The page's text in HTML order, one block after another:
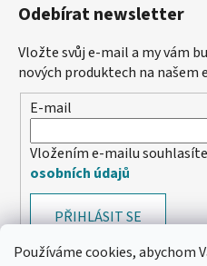
Používáme cookies, abychom
Odebírat newsletter
Vložte svůj e-mail a my vám
nových produktech na našem
E-mail
Vložením e-mailu
osobních údajů
PŘIHLÁSIT SE